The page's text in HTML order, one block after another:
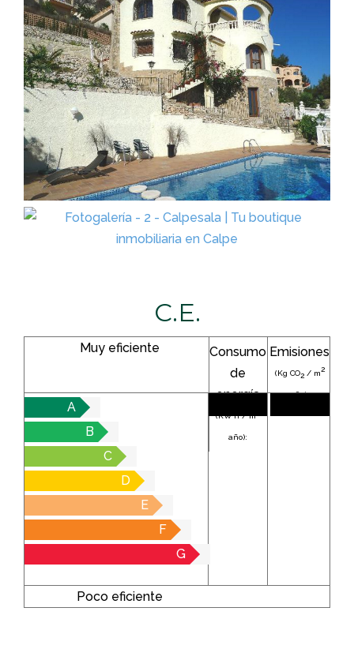
C.E.
Muy eficiente
Consumo
de
energía
(KW h / m
año):
Emisiones
(Kg CO2/ m2
año):
A
B
C
D
E
F
G
Poco eficiente